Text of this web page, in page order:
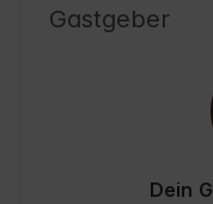
Umgebung gibt
Die Gäste
und die Nähe zu
die zur
einladen. Lernen
kennen und
Gastgeber
Dein